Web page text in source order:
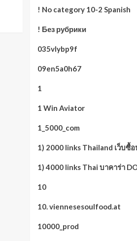
! No category 10-2 Spanish
! Без рубрики
035vlybp9f
09en5a0h67
1
1 Win Aviator
1_5000_com
1) 2000 links Thailand เว็บซื้อ
1) 4000 links Thai บาคาร่า
10
10. viennesesoulfood.at
10000_prod